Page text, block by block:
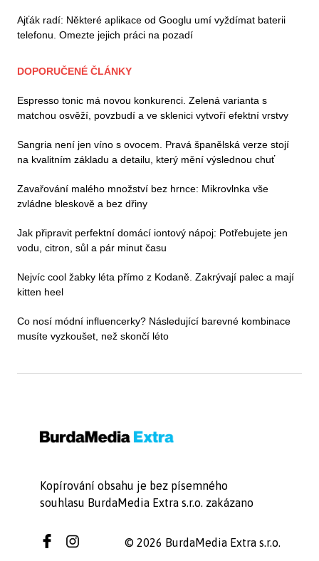
Ajťák radí: Některé aplikace od Googlu umí vyždímat baterii
telefonu. Omezte jejich práci na pozadí
DOPORUČENÉ ČLÁNKY
Espresso tonic má novou konkurenci. Zelená varianta s
matchou osvěží, povzbudí a ve sklenici vytvoří efektní vrstvy
Sangria není jen víno s ovocem. Pravá španělská verze stojí
na kvalitním základu a detailu, který mění výslednou chuť
Zavařování malého množství bez hrnce: Mikrovlnka vše
zvládne bleskově a bez dřiny
Jak připravit perfektní domácí iontový nápoj: Potřebujete jen
vodu, citron, sůl a pár minut času
Nejvíc cool žabky léta přímo z Kodaně. Zakrývají palec a mají
kitten heel
Co nosí módní influencerky? Následující barevné kombinace
musíte vyzkoušet, než skončí léto
Kopírování obsahu je bez písemného
souhlasu BurdaMedia Extra s.r.o. zakázano
© 2026 BurdaMedia Extra s.r.o.